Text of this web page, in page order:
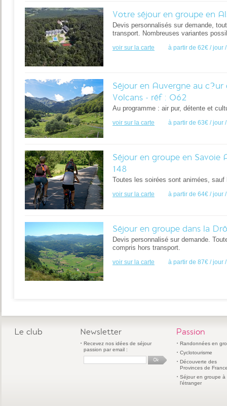
Votre séjour en groupe en
Devis personnalisés sur demande,
transport. Nombreuses variantes
voir sur la carte à partir de 62€ / jour
Séjour en Auvergne au
Volcans - réf : 062
Au programme : air pur, détente et
voir sur la carte à partir de 63€ / jour
Séjour en groupe en
148
Toutes les soirées sont animées, sauf
voir sur la carte à partir de 64€ / jour
Séjour en groupe dans la
Devis personnalisé sur demande.
compris hors transport.
voir sur la carte à partir de 87€ / jour
Le club Newsletter
Recevez nos idées de séjour
passion par email :
Passion
Randonnées en
Cyclotourisme
Découverte des
Provinces de
Séjour en groupe à
l'étranger